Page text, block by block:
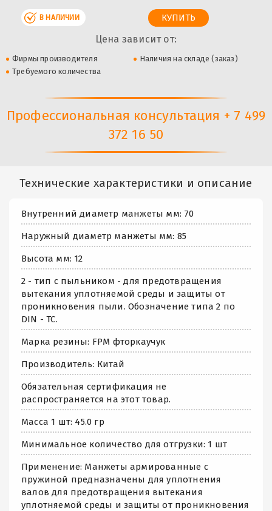
В НАЛИЧИИ
Цена зависит от:
Фирмы производителя
Наличия на складе (заказ)
Требуемого количества
Профессиональная консультация + 7 499
372 16 50
Технические характеристики и описание
Внутренний диаметр манжеты мм: 70
Наружный диаметр манжеты мм: 85
Высота мм: 12
2 - тип с пыльником - для предотвращения
вытекания уплотняемой среды и защиты от
проникновения пыли. Обозначение типа 2 по
DIN - TC.
Марка резины: FPM фторкаучук
Производитель: Китай
Обязательная сертификация не
распространяется на этот товар.
Масса 1 шт: 45.0 гр
Минимальное количество для отгрузки: 1 шт
Применение: Манжеты армированные с
пружиной предназначены для уплотнения
валов для предотвращения вытекания
уплотняемой среды и защиты от проникновения